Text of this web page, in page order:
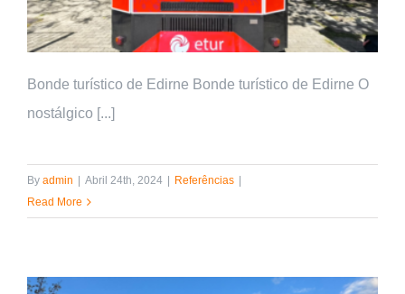
Bonde turístico de Edirne Bonde turístico de Edirne O
nostálgico [...]
By admin | Abril 24th, 2024 | Referências |
Read More